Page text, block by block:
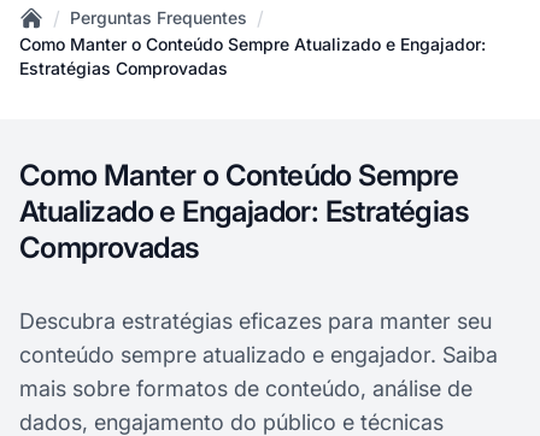
Home
/ Perguntas Frequentes /
Como Manter o Conteúdo Sempre Atualizado e Engajador:
Estratégias Comprovadas
Como Manter o Conteúdo Sempre
Atualizado e Engajador: Estratégias
Comprovadas
Descubra estratégias eficazes para manter seu
conteúdo sempre atualizado e engajador. Saiba
mais sobre formatos de conteúdo, análise de
dados, engajamento do público e técnicas